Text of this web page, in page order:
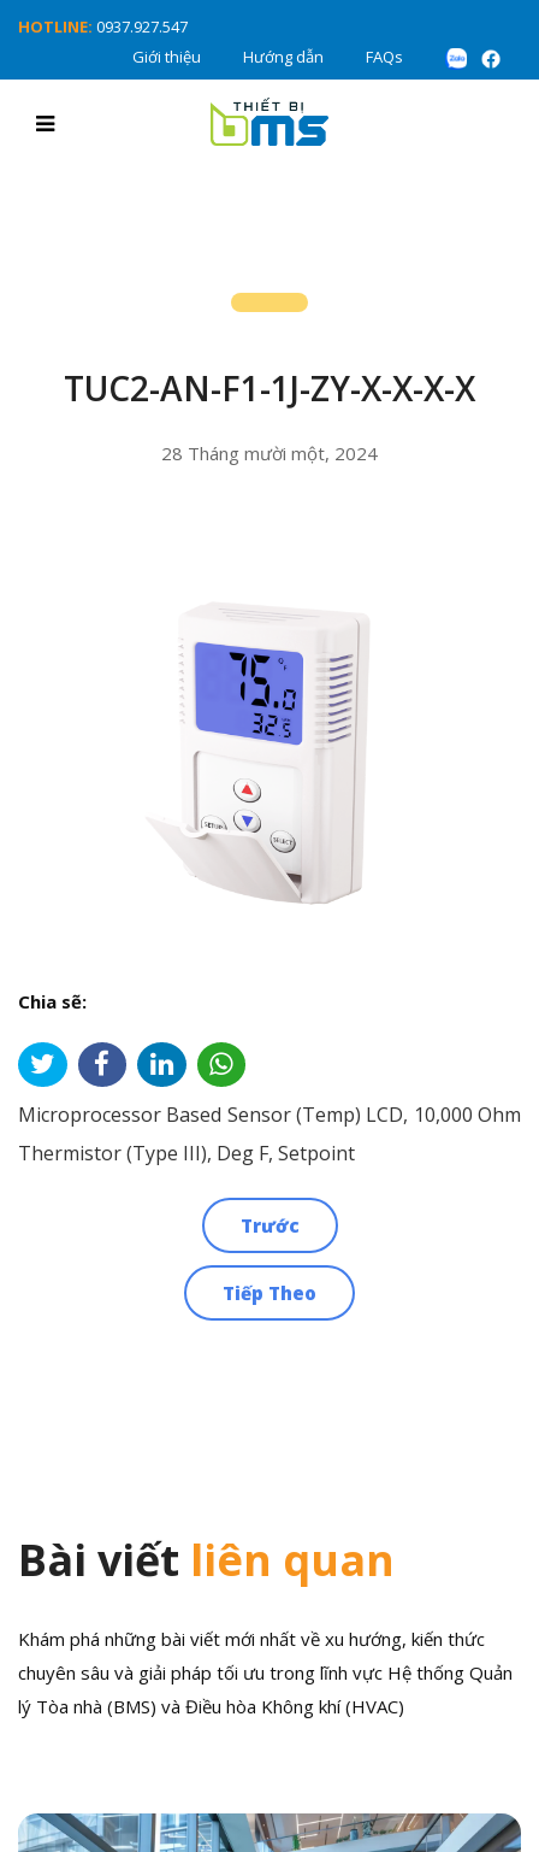
HOTLINE: 0937.927.547
Giới thiệu
Hướng dẫn FAQs
TUC2-AN-F1-1J-ZY-X-X-X-X
28 Tháng mười một, 2024
Chia sẽ:
Microprocessor Based Sensor (Temp) LCD, 10,000 Ohm
Thermistor (Type III), Deg F, Setpoint
Trước
Tiếp Theo
Bài viết liên quan
Khám phá những bài viết mới nhất về xu hướng, kiến thức
chuyên sâu và giải pháp tối ưu trong lĩnh vực Hệ thống Quản
lý Tòa nhà (BMS) và Điều hòa Không khí (HVAC)